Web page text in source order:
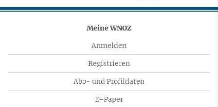
Meine WNOZ
Anmelden
Registrieren
Abo- und Profildaten
E-Paper